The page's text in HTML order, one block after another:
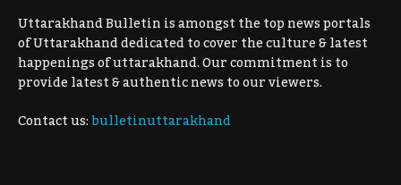
Uttarakhand Bulletin is amongst the top news portals
of Uttarakhand dedicated to cover the culture & latest
happenings of uttarakhand. Our commitment is to
provide latest & authentic news to our viewers.
Contact us:bulletinuttarakhand